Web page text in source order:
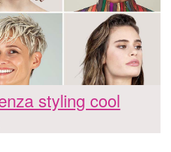
styling cool